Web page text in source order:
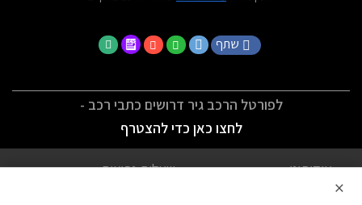
שתף
לפורטל הרכב גיר דרושים כתבי רכב -
לחצו כאן כדי להצטרף
אודותינו
שאלות נפוצות
×